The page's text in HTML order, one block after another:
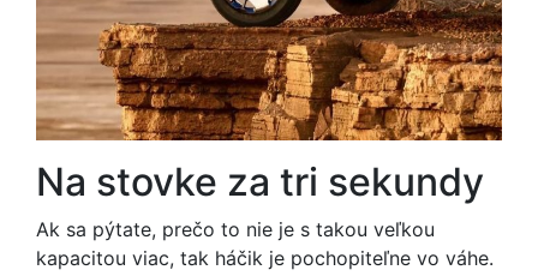
Na stovke za tri sekundy
Ak sa pýtate, prečo to nie je s takou veľkou
kapacitou viac, tak háčik je pochopiteľne vo váhe.